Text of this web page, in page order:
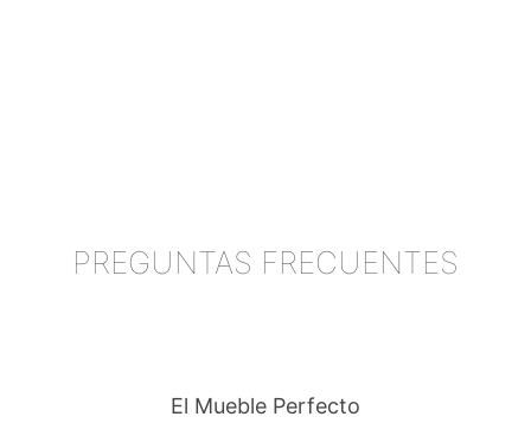
PREGUNTAS FRECUENTES
El Mueble Perfecto